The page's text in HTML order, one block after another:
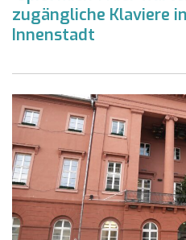
zugängliche Klaviere
Innenstadt